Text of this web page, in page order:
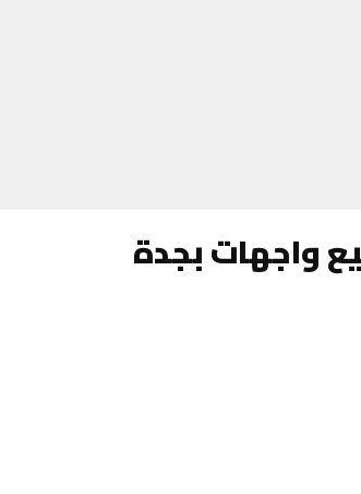
واجهات بجدة